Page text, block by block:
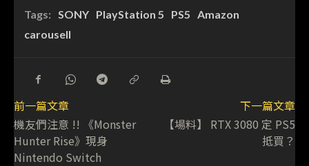
Tags: SONY PlayStation 5 PS5
Amazon
carousell
前一篇文章
機友們注意 !! 《Monster
Hunter Rise》現身
Nintendo Switch
下一篇文章
【場料】 RTX 3080 定 PS5
抵買？